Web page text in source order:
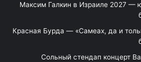
Максим Галкин в Израиле 2027 —
Красная Бурда — «Самеах, да и
"Сольный стендап концерт